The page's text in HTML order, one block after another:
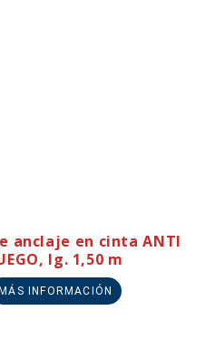
anclaje en cinta ANTI
lg. 1,50 m
MÁS INFORMACIÓN